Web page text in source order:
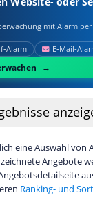
mit Alarm per
eine Auswahl von
Angebote
Ranking- und